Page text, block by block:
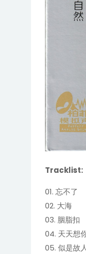
Tracklist:
01. 忘不了
02. 大海
03. 胭脂扣
04. 天天想
05. 似是故